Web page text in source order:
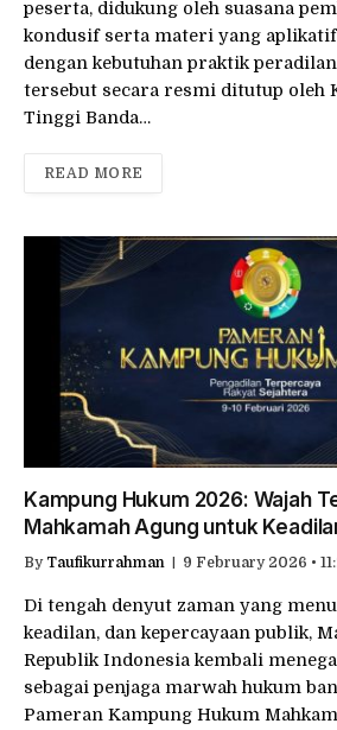
peserta, didukung oleh suasana
kondusif serta materi yang
dengan kebutuhan praktik
tersebut secara resmi ditutup oleh
Tinggi Banda…
READ MORE
Kampung Hukum 2026: Wajah
Mahkamah Agung untuk
By Taufikurrahman 9 February 2026 •
Di tengah denyut zaman yang
keadilan, dan kepercayaan publik,
Republik Indonesia kembali
sebagai penjaga marwah hukum
Pameran Kampung Hukum